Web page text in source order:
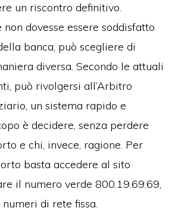
un riscontro definitivo.
non dovesse essere soddisfatto
banca, può scegliere di
diversa. Secondo le attuali
può rivolgersi all’Arbitro
un sistema rapido e
è decidere, senza perdere
e chi, invece, ragione. Per
basta accedere al sito
il numero verde 800.19.69.69,
di rete fissa.